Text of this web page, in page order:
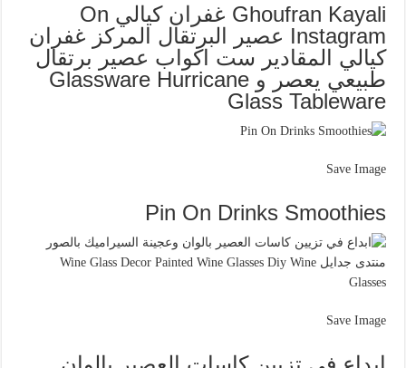
Ghoufran Kayali غفران كيالي On
Instagram عصير البرتقال المركز غفران
كيالي المقادير ست اكواب عصير برتقال
طبيعي يعصر و Glassware Hurricane
Glass Tableware
Save Image
Pin On Drinks Smoothies
Save Image